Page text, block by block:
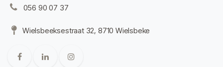
056 90 07 37
Wielsbeeksestraat 32, 8710 Wielsbeke